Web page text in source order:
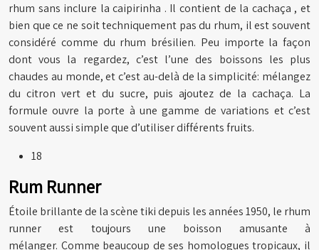
rhum sans inclure la caipirinha . Il contient de la cachaça , et
bien que ce ne soit techniquement pas du rhum, il est souvent
considéré comme du rhum brésilien. Peu importe la façon
dont vous la regardez, c’est l’une des boissons les plus
chaudes au monde, et c’est au-delà de la simplicité: mélangez
du citron vert et du sucre, puis ajoutez de la cachaça. La
formule ouvre la porte à une gamme de variations et c’est
souvent aussi simple que d’utiliser différents fruits.
18
Rum Runner
Étoile brillante de la scène tiki depuis les années 1950, le rhum
runner est toujours une boisson amusante à
mélanger. Comme beaucoup de ses homologues tropicaux, il